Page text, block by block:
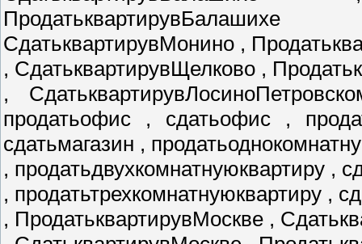
СдатьквартирувМонино ,
, СдатьквартирувЩелково ,
,
продатьофис , сдатьофис ,
сдатьмагазин ,
, продатьдвухкомнатнуюквартиру ,
, продатьтрехкомнатнуюквартиру ,
, ПродатьквартирувМоскве ,